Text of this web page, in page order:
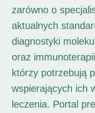
zarówno o
aktualnych
diagnostyki
oraz
którzy potrzebują
wspierających ich
leczenia. Portal